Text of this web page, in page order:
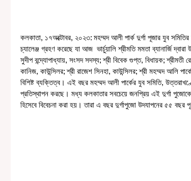
কলকাতা, ১৭অক্টোবর, ২০২৩: মহম্মদ আলী পার্ক দুর্গা পূজার যুব সমিতির
চ্যালেঞ্জ গ্রহণ করেছে যা আজ  ভার্চুয়ালি শ্রীমতি মমতা ব্যানার্জি
সুদীপ বন্দ্যোপাধ্যায়, সংসদ সদস্য; শ্রী বিবেক গুপ্ত, বিধায়ক; শ্রীমতী
কানিজ, কাউন্সিলর; শ্রী রাজেশ সিনহা, কাউন্সিলর; শ্রী মহম্মদ আলি
বিশিষ্ট ব্যক্তিত্ব। এই বছর মহম্মদ আলী পার্কের যুব সমিতি,
প্রতিস্থাপন করছে। মধ্য কলকাতার সবচেয়ে জনপ্রিয় এই দুর্গা
হিসেবে বিবেচনা করা হয়। তারা এ বছর দুর্গাপুজো উদযাপনের ৫৫ বছর